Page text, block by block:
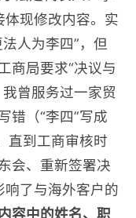
体现修改内容。实
人为李四”，但
商局要求“决议与
曾服务过一家贸
错（“李四”写成
直到工商审核时
会、重新签署决
了与海外客户的
容中的姓名、职